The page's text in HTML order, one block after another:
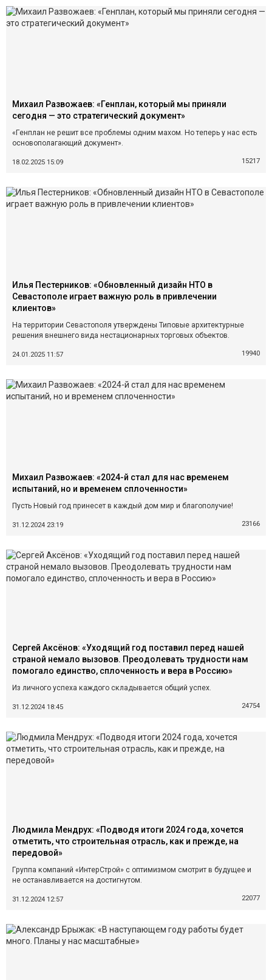
Михаил Развожаев: «Генплан, который мы приняли
сегодня — это стратегический документ»
«Генплан не решит все проблемы одним махом. Но теперь у нас есть
основополагающий документ».
18.02.2025 15:09 15217
Илья Пестерников: «Обновленный дизайн НТО в
Севастополе играет важную роль в привлечении
клиентов»
На территории Севастополя утверждены Типовые архитектурные
решения внешнего вида нестационарных торговых объектов.
24.01.2025 11:57 19940
Михаил Развожаев: «2024-й стал для нас временем
испытаний, но и временем сплоченности»
Пусть Новый год принесет в каждый дом мир и благополучие!
31.12.2024 23:19 23166
Сергей Аксёнов: «Уходящий год поставил перед нашей
страной немало вызовов. Преодолевать трудности нам
помогало единство, сплоченность и вера в Россию»
Из личного успеха каждого складывается общий успех.
31.12.2024 18:45 24754
Людмила Мендрух: «Подводя итоги 2024 года, хочется
отметить, что строительная отрасль, как и прежде, на
передовой»
Группа компаний «ИнтерСтрой» с оптимизмом смотрит в будущее и
не останавливается на достигнутом.
31.12.2024 12:57 22077